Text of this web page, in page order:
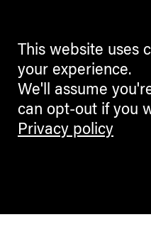
This website uses
your experience.
We'll assume
can opt-out if you
Privacy policy